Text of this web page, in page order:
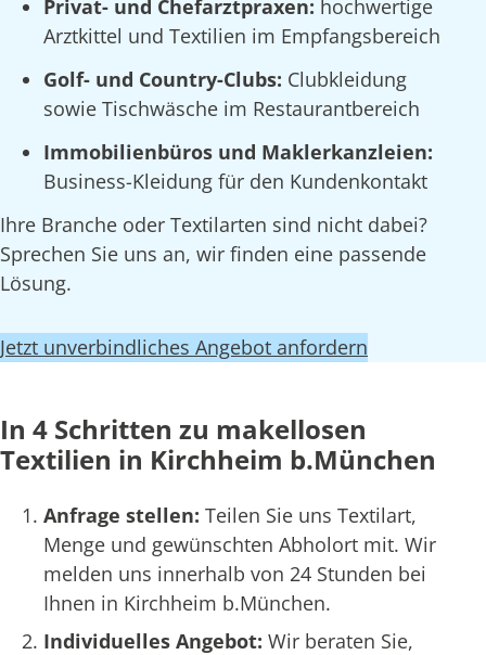
Privat- und Chefarztpraxen: hochwertige
Arztkittel und Textilien im Empfangsbereich
Golf- und Country-Clubs: Clubkleidung
sowie Tischwäsche im Restaurantbereich
Immobilienbüros und Maklerkanzleien:
Business-Kleidung für den Kundenkontakt
Ihre Branche oder Textilarten sind nicht dabei?
Sprechen Sie uns an, wir finden eine passende
Lösung.
Jetzt unverbindliches Angebot anfordern
In 4 Schritten zu makellosen
Textilien in Kirchheim b.München
Anfrage stellen: Teilen Sie uns Textilart,
Menge und gewünschten Abholort mit. Wir
melden uns innerhalb von 24 Stunden bei
Ihnen in Kirchheim b.München.
Individuelles Angebot: Wir beraten Sie,